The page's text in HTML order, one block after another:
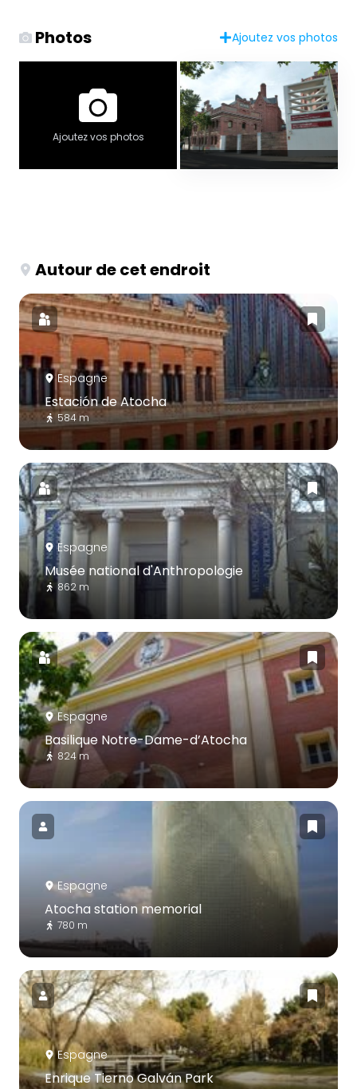
Photos Ajoutez vos photos
Ajoutez vos photos
Autour de cet endroit
Espagne
Estación de Atocha
584 m
Espagne
Musée national d'Anthropologie
862 m
Espagne
Basilique Notre-Dame-d’Atocha
824 m
Espagne
Atocha station memorial
780 m
Espagne
Enrique Tierno Galván Park